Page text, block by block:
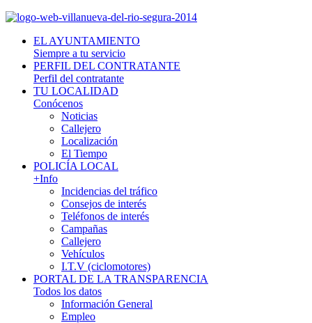
EL AYUNTAMIENTO
Siempre a tu servicio
PERFIL DEL CONTRATANTE
Perfil del contratante
TU LOCALIDAD
Conócenos
Noticias
Callejero
Localización
El Tiempo
POLICÍA LOCAL
+Info
Incidencias del tráfico
Consejos de interés
Teléfonos de interés
Campañas
Callejero
Vehículos
I.T.V (ciclomotores)
PORTAL DE LA TRANSPARENCIA
Todos los datos
Información General
Empleo